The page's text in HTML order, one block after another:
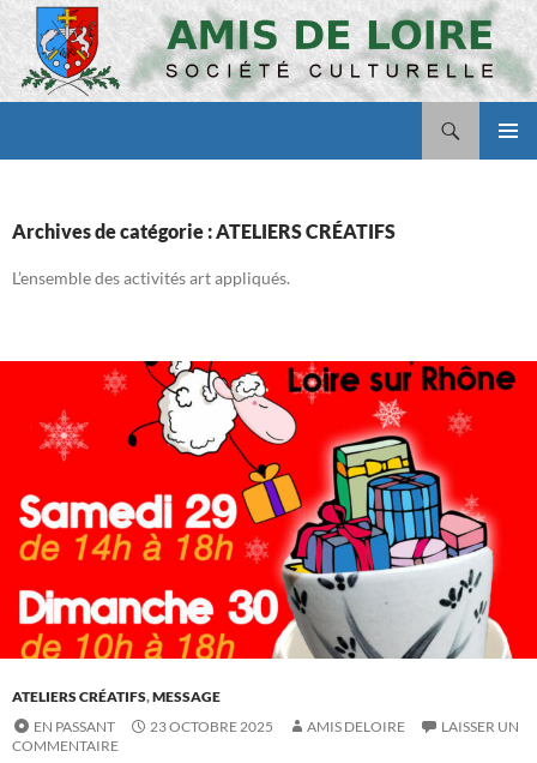
Aller
contenu
Archives de catégorie : ATELIERS CRÉATIFS
L’ensemble des activités art appliqués.
ATELIERS CRÉATIFS,MESSAGE
EN PASSANT
23 OCTOBRE 2025 AMIS DELOIRE
LAISSER UN
COMMENTAIRE